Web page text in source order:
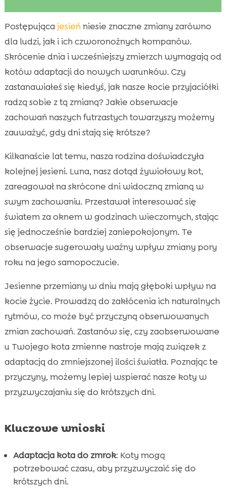
 Wpływ zmiany pory roku na koty
Jak zmienia się zachowanie kota jesienią?
 Zmrok a kot jesienią
 Instynkty łowieckie kotów
 Zmiana czasu i jej wpływ na koty
 Kocia dieta i pory posiłków w jesieni
 Wybór odpowiedniego jedzenia dla kota
 Kocia biologia a zmrok
Zachowania społeczne kotów jesienią
 Opieka nad kotem w okresie przejściowym
Zabawy i aktywności na jesień
Zabezpieczenie kotu schronienia na chłodne
wieczory
Zdrowie kota a zmiana pór roku
Dostosowanie otoczenia w domu dla kota
jesienią
 Przygotowanie na zimę
 Wniosek
 FAQ
Postępująca jesień niesie znaczne zmiany zarówno
dla ludzi, jak i ich czworonożnych kompanów.
Skrócenie dnia i wcześniejszy zmierzch wymagają od
kotów adaptacji do nowych warunków. Czy
zastanawiałeś się kiedyś, jak nasze kocie przyjaciółki
radzą sobie z tą zmianą? Jakie obserwacje
zachowań naszych futrzastych towarzyszy możemy
zauważyć, gdy dni stają się krótsze?
Kilkanaście lat temu, nasza rodzina doświadczyła
kolejnej jesieni. Luna, nasz dotąd żywiołowy kot,
zareagował na skrócone dni widoczną zmianą w
swym zachowaniu. Przestawał interesować się
światem za oknem w godzinach wieczornych, stając
się jednocześnie bardziej zaniepokojonym. Te
obserwacje sugerowały ważny wpływ zmiany pory
roku na jego samopoczucie.
Jesienne przemiany w dniu mają głęboki wpływ na
kocie życie. Prowadzą do zakłócenia ich naturalnych
rytmów, co może być przyczyną obserwowanych
zmian zachowań. Zastanów się, czy zaobserwowane
u Twojego kota zmienne nastroje mają związek z
adaptacją do zmniejszonej ilości światła. Poznając te
przyczyny, możemy lepiej wspierać nasze koty w
przyzwyczajaniu się do krótszych dni.
Kluczowe wnioski
Adaptacja kota do zmrok: Koty mogą
potrzebować czasu, aby przyzwyczaić się do
krótszych dni.